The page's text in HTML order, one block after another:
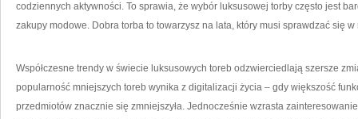
codziennych aktywności. To sprawia, że wybór luksusowej torby często jest
zakupy modowe. Dobra torba to towarzysz na lata, który musi sprawdzać się
Współczesne trendy w świecie luksusowych toreb odzwierciedlają szersze
popularność mniejszych toreb wynika z digitalizacji życia – gdy większość
przedmiotów znacznie się zmniejszyła. Jednocześnie wzrasta